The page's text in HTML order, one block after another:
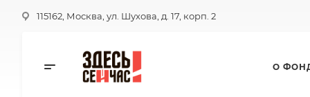
115162, Москва, ул. Шухова, д. 17, корп. 2
О